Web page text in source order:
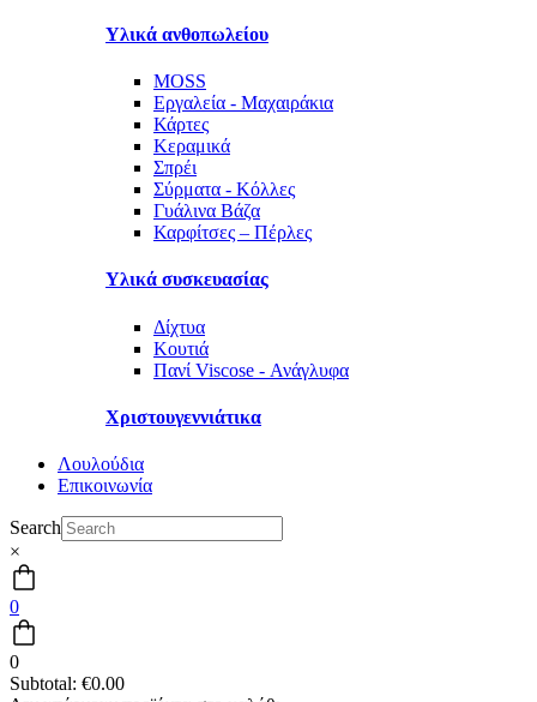
Υλικά ανθοπωλείου
MOSS
Εργαλεία - Μαχαιράκια
Κάρτες
Κεραμικά
Σπρέι
Σύρματα - Κόλλες
Γυάλινα Βάζα
Καρφίτσες – Πέρλες
Υλικά συσκευασίας
Δίχτυα
Κουτιά
Πανί Viscose - Ανάγλυφα
Χριστουγεννιάτικα
Λουλούδια
Επικοινωνία
Search
×
0
0
Subtotal: €0.00